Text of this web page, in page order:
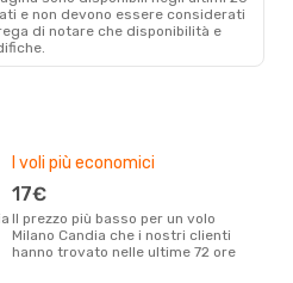
e non devono essere considerati
di notare che disponibilità e
I voli più economici
17€
Il prezzo più basso per un volo
Milano Candia che i nostri clienti
hanno trovato nelle ultime 72 ore